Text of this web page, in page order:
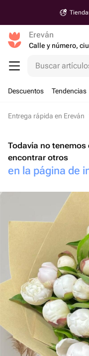
Ereván
Calle y número,
Buscar
Descuentos Tendencias
Entrega rápida en Ereván
Todavía no
encontrar otros
en la página de